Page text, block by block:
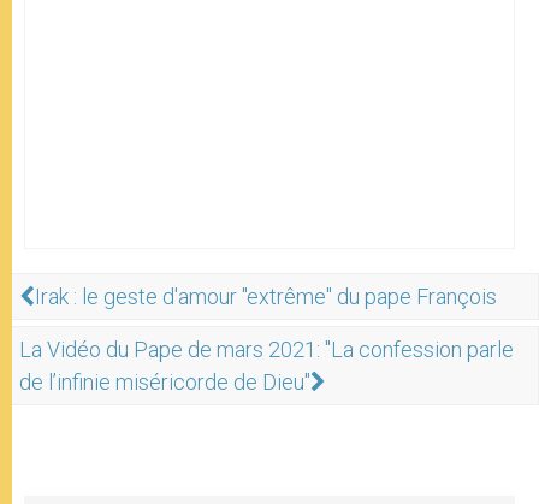
Irak : le geste d'amour "extrême" du pape François
La Vidéo du Pape de mars 2021: "La confession parle
de l’infinie miséricorde de Dieu"